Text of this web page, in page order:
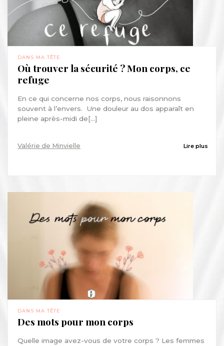
DANS MA TÊTE
Où trouver la sécurité ? Mon corps, ce
refuge
En ce qui concerne nos corps, nous raisonnons
souvent à l’envers. Une douleur au dos apparaît en
pleine après-midi de[...]
Valérie de Minvielle Lire plus
DANS MA TÊTE
Des mots pour mon corps
Quelle image avez-vous de votre corps ? Les femmes